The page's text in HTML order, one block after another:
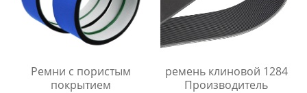
Ремни с пористым
покрытием
ремень клиновой 1284
Производитель